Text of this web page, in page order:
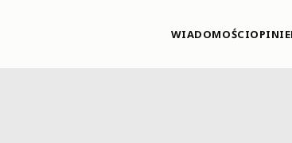
WIADOMOŚCIOPINIE